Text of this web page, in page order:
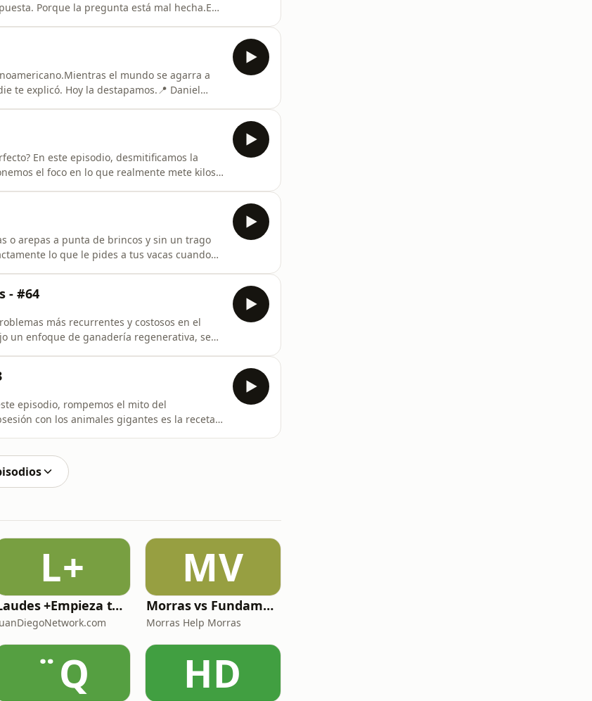
Porque la pregunta está mal hecha.En
el mundo se agarra a
te explicó. Hoy la destapamos.📍 Daniel
En este episodio, desmitificamos la
el foco en lo que realmente mete kilos
o arepas a punta de brincos y sin un trago
lo que le pides a tus vacas cuando
- #64
más recurrentes y costosos en el
un enfoque de ganadería regenerativa, se
episodio, rompemos el mito del
con los animales gigantes es la receta
L+
Laudes +Empieza tu día en oración junto con toda la Iglesia+
MV
Morras vs Fundamentalismos
Morras Help Morras
¨Q HD